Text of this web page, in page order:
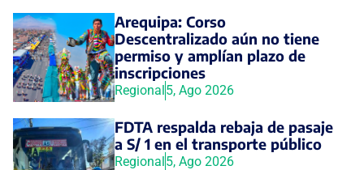
Arequipa: Corso
Descentralizado aún no tiene
permiso y amplían plazo de
inscripciones
Regional5, Ago 2026
FDTA respalda rebaja de pasaje
a S/ 1 en el transporte público
Regional5, Ago 2026